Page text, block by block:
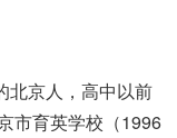
北京人，高中以前
市育英学校（1996